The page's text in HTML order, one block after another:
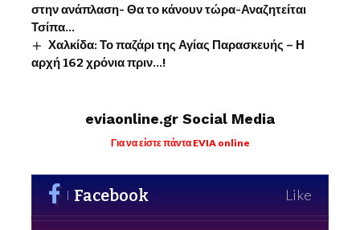
στην ανάπλαση- Θα το κάνουν τώρα-Αναζητείται
Τσίπα…
Χαλκίδα: Το παζάρι της Αγίας Παρασκευής – Η
αρχή 162 χρόνια πριν…!
eviaonline.gr Social Media
Για να είστε πάντα EVIA online
Facebook Like